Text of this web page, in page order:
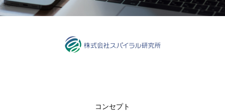
コンセプト